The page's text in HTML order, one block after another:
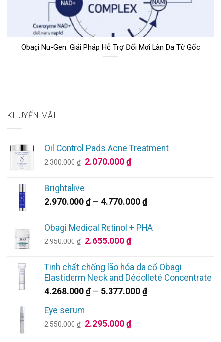
Obagi Nu-Gen: Giải Pháp Hỗ Trợ Đổi Mới Làn Da Từ Gốc
KHUYẾN MÃI
Oil Control Pads Acne Treatment
2.300.000₫ Giá
2.070.000₫Giá
2.070.000 ₫.
Brightalive
2.970.000 ₫ – 4.770.000 ₫Khoảng
từ
Obagi Medical Retinol + PHA
2.950.000₫ Giá
là:
2.950.000 ₫.
2.655.000₫Giá
tại
là:
2.655.000 ₫.
Tinh chất chống lão hóa da cổ Obagi
Elastiderm Neck and Décolleté Concentrate
4.268.000 ₫ – 5.377.000 ₫Khoảng
Eye serum
2.550.000₫ Giá
2.295.000₫Giá